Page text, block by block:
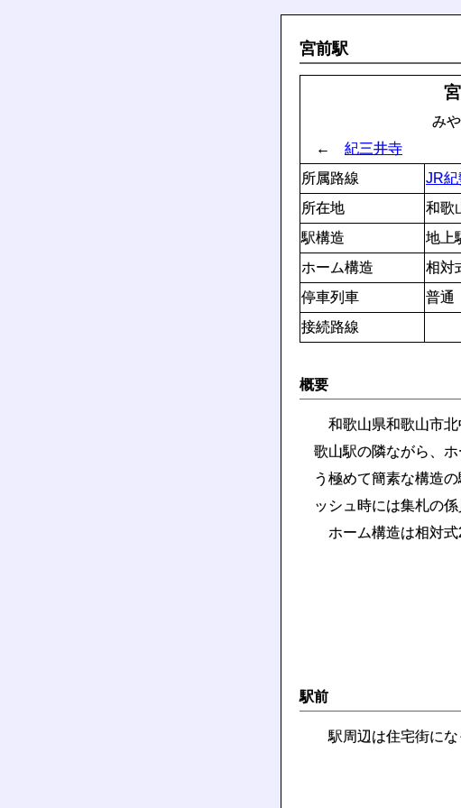
宮前駅
み
← 紀三井寺
所属路線
JR紀
所在地
和歌
駅構造
地上
ホーム構造
相対
停車列車
普通
接続路線
概要
和歌山県和歌山市北
歌山駅の隣ながら、
う極めて簡素な構造
ッシュ時には集札の
ホーム構造は相対式
駅前
駅周辺は住宅街にな